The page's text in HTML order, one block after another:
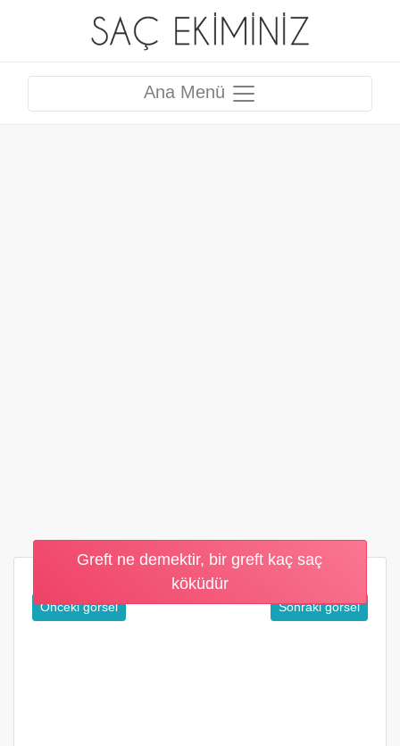
Ana Menü
Greft ne demektir, bir greft kaç saç
köküdür
Önceki görsel Sonraki görsel